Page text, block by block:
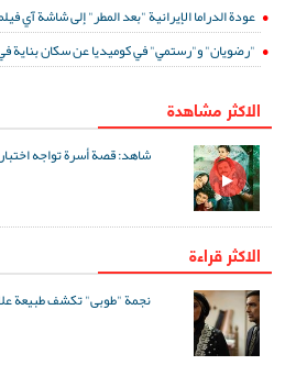
عودة الدراما الإيرانية "بعد المطر" إلى شاشة آي
"رضويان" و"رستمي" في كوميديا عن سكان بناية
الاكثر مشاهدة
شاهد: قصة أسرة تواجه
الاكثر قراءة
نجمة "طوبى" تكشف طبيعة